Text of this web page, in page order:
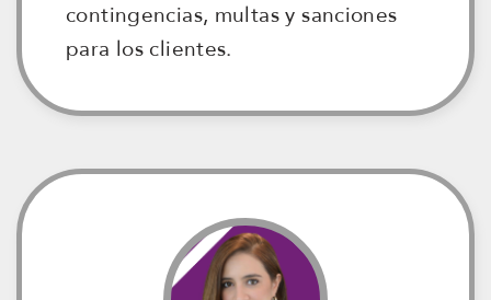
contingencias, multas y sanciones
para los clientes.